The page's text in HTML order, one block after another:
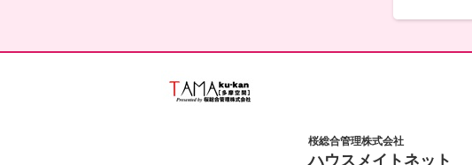
桜総合管理株式会社
ハウスメイトネット